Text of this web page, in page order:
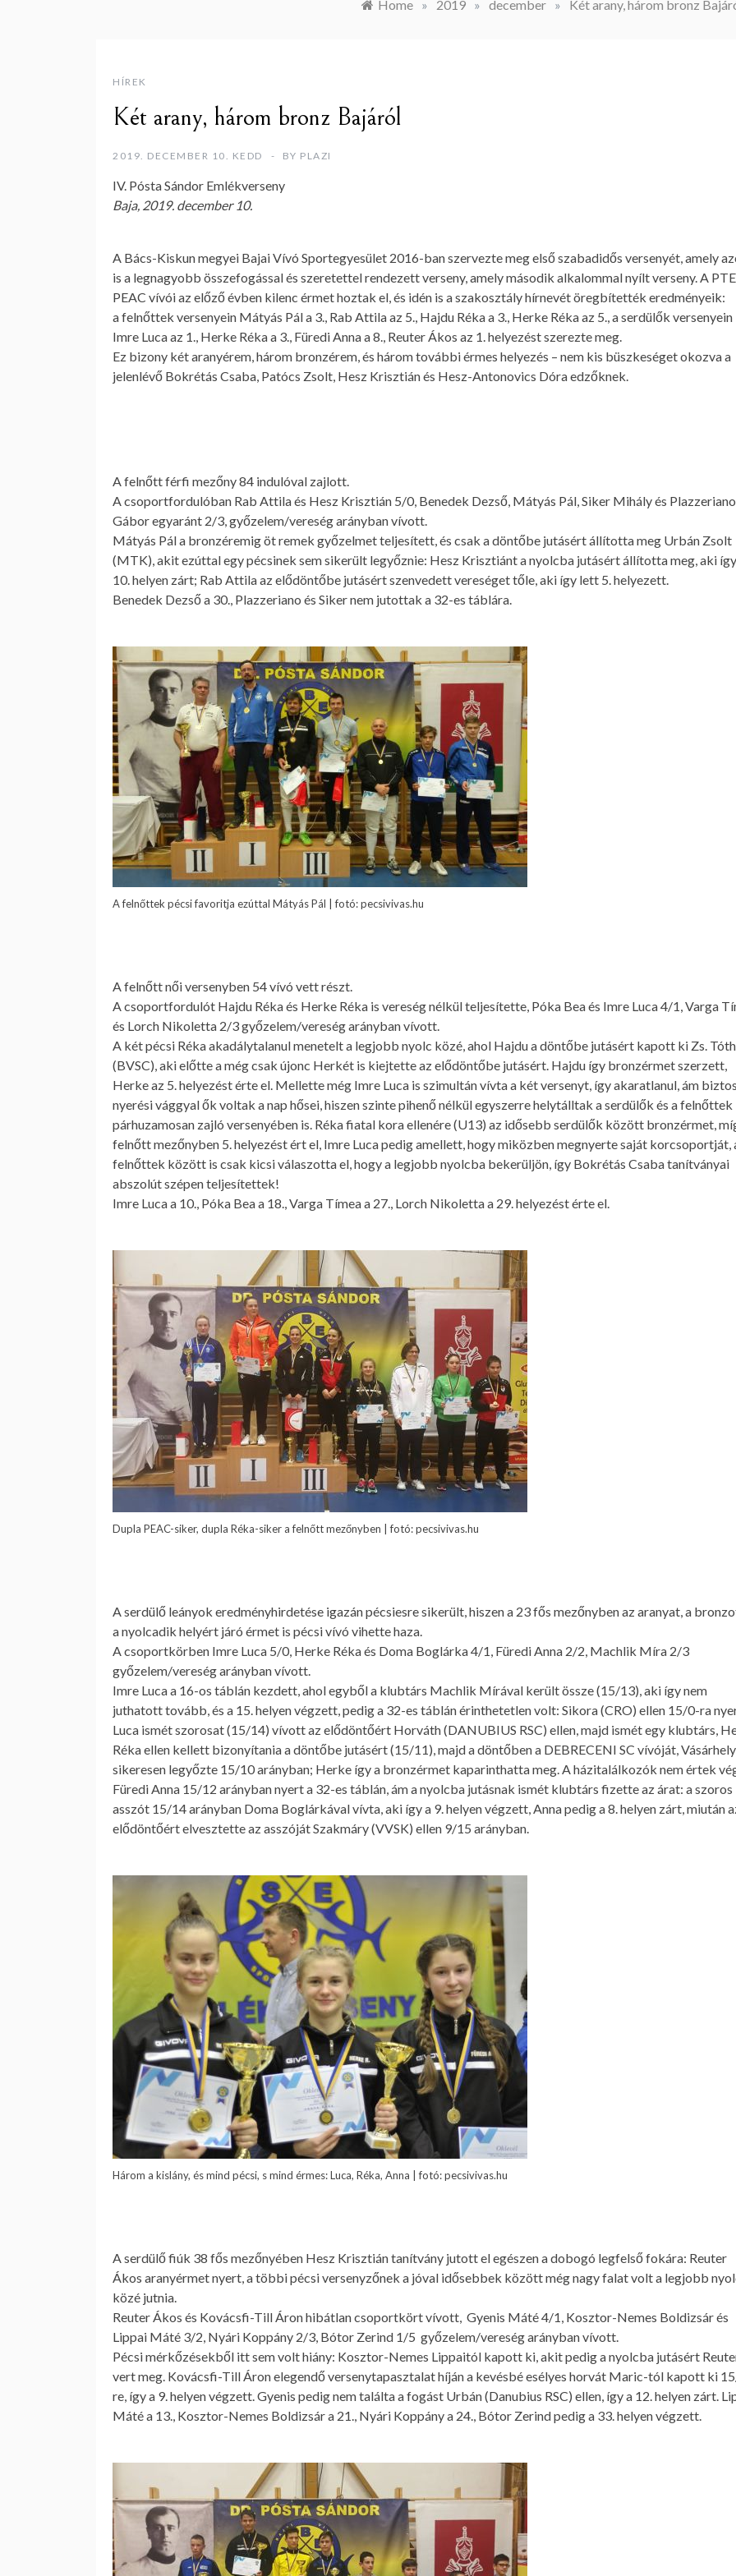
Home » 2019 » december » Két arany, három bronz
HÍREK
Két arany, három bronz Bajáról
2019. DECEMBER 10. KEDD BY PLAZI
IV. Pósta Sándor Emlékverseny
Baja, 2019. december 10.
A Bács-Kiskun megyei Bajai Vívó Sportegyesület 2016-ban szervezte meg első szabadidős versenyét, amely
is a legnagyobb összefogással és szeretettel rendezett verseny, amely második alkalommal nyílt verseny. A
PEAC vívói az előző évben kilenc érmet hoztak el, és idén is a szakosztály hírnevét öregbítették eredményeik:
a felnőttek versenyein Mátyás Pál a 3., Rab Attila az 5., Hajdu Réka a 3., Herke Réka az 5., a serdülők versenyein
Imre Luca az 1., Herke Réka a 3., Füredi Anna a 8., Reuter Ákos az 1. helyezést szerezte meg.
Ez bizony két aranyérem, három bronzérem, és három további érmes helyezés – nem kis büszkeséget okozva a
jelenlévő Bokrétás Csaba, Patócs Zsolt, Hesz Krisztián és Hesz-Antonovics Dóra edzőknek.
Afelnőtt férfi mezőny 84 indulóval zajlott.
A csoportfordulóban Rab Attila és Hesz Krisztián 5/0, Benedek Dezső, Mátyás Pál, Siker Mihály és Plazzeriano
Gábor egyaránt 2/3, győzelem/vereség arányban vívott.
Mátyás Pál a bronzéremig öt remek győzelmet teljesített, és csak a döntőbe jutásért állította meg Urbán Zsolt
(MTK), akit ezúttal egy pécsinek sem sikerült legyőznie: Hesz Krisztiánt a nyolcba jutásért állította meg, aki
10. helyen zárt; Rab Attila az elődöntőbe jutásért szenvedett vereséget tőle, aki így lett 5. helyezett.
Benedek Dezső a 30., Plazzeriano és Siker nem jutottak a 32-es táblára.
A felnőttek pécsi favoritja ezúttal Mátyás Pál | fotó: pecsivivas.hu
Afelnőtt nőiversenyben 54 vívó vett részt.
A csoportfordulót Hajdu Réka és Herke Réka is vereség nélkül teljesítette, Póka Bea és Imre Luca 4/1, Varga
és Lorch Nikoletta 2/3 győzelem/vereség arányban vívott.
A két pécsi Réka akadálytalanul menetelt a legjobb nyolc közé, ahol Hajdu a döntőbe jutásért kapott ki Zs.
(BVSC), aki előtte a még csak újonc Herkét is kiejtette az elődöntőbe jutásért. Hajdu így bronzérmet szerzett,
Herke az 5. helyezést érte el. Mellette még Imre Luca is szimultán vívta a két versenyt, így akaratlanul, ám biztos
nyerési vággyal ők voltak a nap hősei, hiszen szinte pihenő nélkül egyszerre helytálltak a serdülők és a felnőttek
párhuzamosan zajló versenyében is. Réka fiatal kora ellenére (U13) az idősebb serdülők között bronzérmet,
felnőtt mezőnyben 5. helyezést ért el, Imre Luca pedig amellett, hogy miközben megnyerte saját korcsoportját,
felnőttek között is csak kicsi válaszotta el, hogy a legjobb nyolcba bekerüljön, így Bokrétás Csaba tanítványai
abszolút szépen teljesítettek!
Imre Luca a 10., Póka Bea a 18., Varga Tímea a 27., Lorch Nikoletta a 29. helyezést érte el.
Dupla PEAC-siker, dupla Réka-siker a felnőtt mezőnyben | fotó: pecsivivas.hu
Aserdülő leányok eredményhirdetése igazán pécsiesre sikerült, hiszen a 23 fős mezőnyben az aranyat, a
a nyolcadik helyért járó érmet is pécsi vívó vihette haza.
A csoportkörben Imre Luca 5/0, Herke Réka és Doma Boglárka 4/1, Füredi Anna 2/2, Machlik Míra 2/3
győzelem/vereség arányban vívott.
Imre Luca a 16-os táblán kezdett, ahol egyből a klubtárs Machlik Mírával került össze (15/13), aki így nem
juthatott tovább, és a 15. helyen végzett, pedig a 32-es táblán érinthetetlen volt: Sikora (CRO) ellen 15/0-ra
Luca ismét szorosat (15/14) vívott az elődöntőért Horváth (DANUBIUS RSC) ellen, majd ismét egy klubtárs,
Réka ellen kellett bizonyítania a döntőbe jutásért (15/11), majd a döntőben a DEBRECENI SC vívóját,
sikeresen legyőzte 15/10 arányban; Herke így a bronzérmet kaparinthatta meg. A házitalálkozók nem értek
Füredi Anna 15/12 arányban nyert a 32-es táblán, ám a nyolcba jutásnak ismét klubtárs fizette az árat: a szoros
asszót 15/14 arányban Doma Boglárkával vívta, aki így a 9. helyen végzett, Anna pedig a 8. helyen zárt, miután
elődöntőért elvesztette az asszóját Szakmáry (VVSK) ellen 9/15 arányban.
Három a kislány, és mind pécsi, s mind érmes: Luca, Réka, Anna | fotó: pecsivivas.hu
Aserdülő fiúk 38 fős mezőnyében Hesz Krisztián tanítvány jutott el egészen a dobogó legfelső fokára: Reuter
Ákos aranyérmet nyert, a többi pécsi versenyzőnek a jóval idősebbek között még nagy falat volt a legjobb
közé jutnia.
Reuter Ákos és Kovácsfi-Till Áron hibátlan csoportkört vívott, Gyenis Máté 4/1, Kosztor-Nemes Boldizsár és
Lippai Máté 3/2, Nyári Koppány 2/3, Bótor Zerind 1/5 győzelem/vereség arányban vívott.
Pécsi mérkőzésekből itt sem volt hiány: Kosztor-Nemes Lippaitól kapott ki, akit pedig a nyolcba jutásért
vert meg. Kovácsfi-Till Áron elegendő versenytapasztalat híján a kevésbé esélyes horvát Maric-tól kapott ki
re, így a 9. helyen végzett. Gyenis pedig nem találta a fogást Urbán (Danubius RSC) ellen, így a 12. helyen zárt.
Máté a 13., Kosztor-Nemes Boldizsár a 21., Nyári Koppány a 24., Bótor Zerind pedig a 33. helyen végzett.